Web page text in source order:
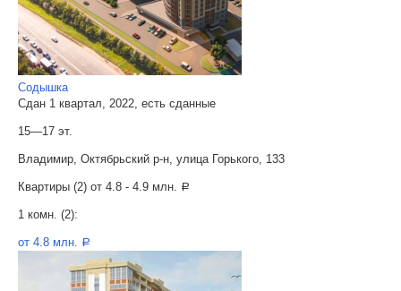
Содышка
Сдан 1 квартал, 2022, есть сданные
15—17 эт.
Владимир, Октябрьский р-н, улица Горького, 133
Квартиры (2) от 4.8 - 4.9 млн. a
1 комн. (2):
от 4.8 млн. a